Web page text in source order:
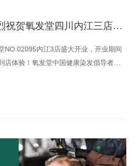
氧发堂加盟 ‖ 热烈祝贺氧发堂四川内江三店盛大开业！
NO.02095内江3店盛大开业，开业期间
店体验！氧发堂中国健康染发倡导者，
理共七大系列百余个单品，满足顾客不